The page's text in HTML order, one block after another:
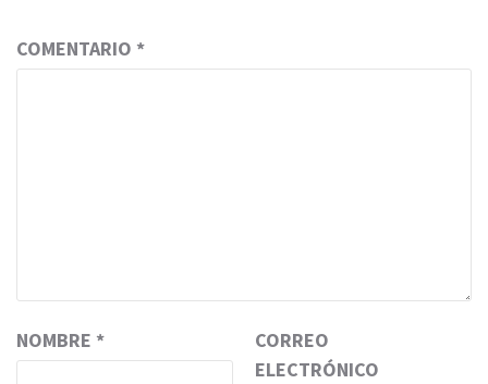
COMENTARIO *
NOMBRE *
CORREO
ELECTRÓNICO